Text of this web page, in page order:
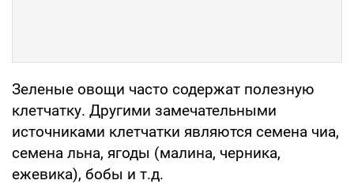
Зеленые овощи часто содержат полезную
клетчатку. Другими замечательными
источниками клетчатки являются семена чиа,
семена льна, ягоды (малина, черника,
ежевика), бобы и т.д.